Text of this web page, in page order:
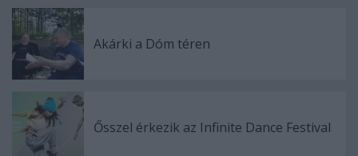
Akárki a Dóm téren
Ősszel érkezik az Infinite Dance Festival